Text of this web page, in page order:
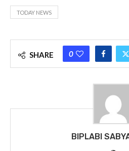
TODAY NEWS
SHARE 0
BIPLABI